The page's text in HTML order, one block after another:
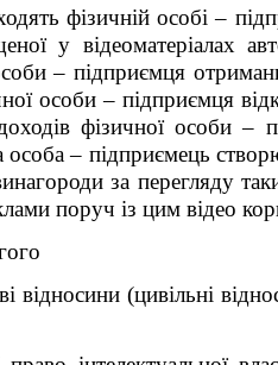
фізичній особі –
у відеоматеріалах
– підприємця
особи – підприємця
фізичної особи –
– підприємець
за перегляду
поруч із цим відео
відносини (цивільні